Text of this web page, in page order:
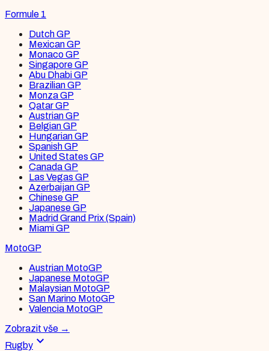
Formule 1
Dutch GP
Mexican GP
Monaco GP
Singapore GP
Abu Dhabi GP
Brazilian GP
Monza GP
Qatar GP
Austrian GP
Belgian GP
Hungarian GP
Spanish GP
United States GP
Canada GP
Las Vegas GP
Azerbaijan GP
Chinese GP
Japanese GP
Madrid Grand Prix (Spain)
Miami GP
MotoGP
Austrian MotoGP
Japanese MotoGP
Malaysian MotoGP
San Marino MotoGP
Valencia MotoGP
Zobrazit vše →
Rugby expand_more